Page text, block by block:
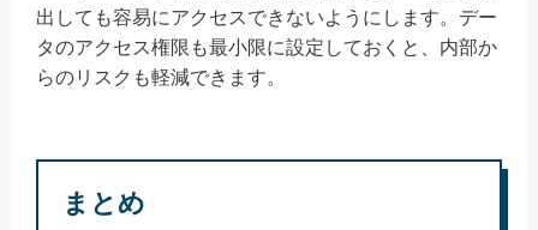
出しても容易にアクセスできないようにします。デー
タのアクセス権限も最小限に設定しておくと、内部か
らのリスクも軽減できます。
まとめ